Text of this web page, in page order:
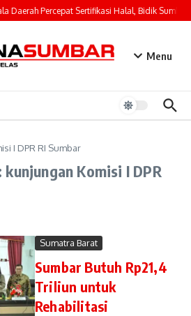
Daerah Percepat Sertifikasi Halal, Bidik
Menu
I DPR RI Sumbar
Komisi I DPR
Sumatra Barat
Sumbar Butuh Rp21,4
Triliun untuk
Rehabilitasi